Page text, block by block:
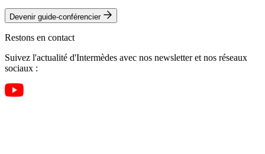
Devenir guide-conférencier
Restons en contact
Suivez l'actualité d'Intermèdes avec nos newsletter et nos réseaux
sociaux :